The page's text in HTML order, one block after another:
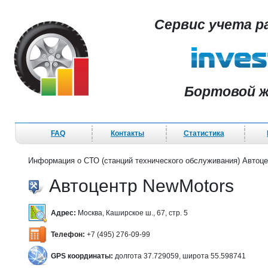
Сервис учета
Бортовой
FAQ Контакты Статистика
Информация о СТО (станций технического обслуживания)
Автоцентр NewMotors
Адрес: Москва, Каширское ш., 67, стр. 5
Телефон: +7 (495) 276-09-99
GPS координаты: долгота 37.729059, широта 55.598741